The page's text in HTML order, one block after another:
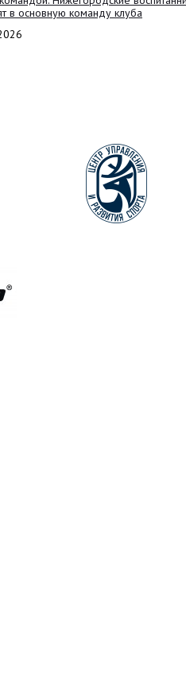
в основную команду клуба